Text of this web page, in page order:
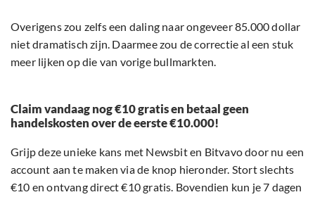
Overigens zou zelfs een daling naar ongeveer 85.000 dollar
niet dramatisch zijn. Daarmee zou de correctie al een stuk
meer lijken op die van vorige bullmarkten.
Claim vandaag nog €10 gratis en betaal geen
handelskosten over de eerste €10.000!
Grijp deze unieke kans met Newsbit en Bitvavo door nu een
account aan te maken via de knop hieronder. Stort slechts
€10 en ontvang direct €10 gratis. Bovendien kun je 7 dagen